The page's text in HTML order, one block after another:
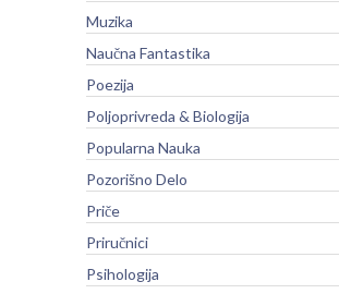
Muzika
Naučna Fantastika
Poezija
Poljoprivreda & Biologija
Popularna Nauka
Pozorišno Delo
Priče
Priručnici
Psihologija